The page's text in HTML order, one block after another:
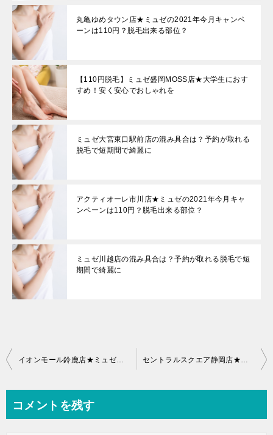
丸亀ゆめタウン店★ミュゼの2021年今月キャンペ
ーンは110円？脱毛出来る部位？
【110円脱毛】ミュゼ盛岡MOSS店★大学生におす
すめ！安く安心でおしゃれを
ミュゼ大宮東口駅前店の混み具合は？予約が取れる
脱毛で短期間で綺麗に
アクティオーレ市川店★ミュゼの2021年今月キャ
ンペーンは110円？脱毛出来る部位？
ミュゼ川越店の混み具合は？予約が取れる脱毛で短
期間で綺麗に
投
ビ
イオンモール鈴鹿店★ミュゼの2021年今月キャンペーンは110円？脱毛出来る部位？ セントラルスクエア静岡店★ミュゼの2021年今月キャンペーンは110円？脱毛出来る部位？
コメントを残す